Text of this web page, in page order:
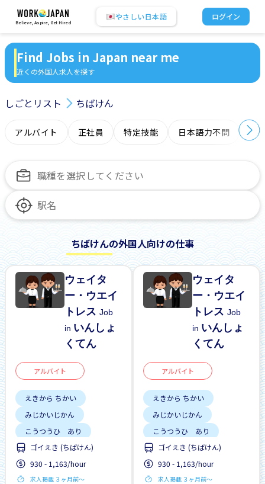
Believe, Aspire, Get Hired
やさしい日本語 ログイン
Find Jobs in Japan near me
近くの外国人求人を探す
しごとリスト ちばけん
アルバイト 正社員 特定技能 日本語力不問 オ
ちばけんの外国人向けの仕事
ウェイタ
ー・ウエイ
トレスJob
in いんしょ
くてん
アルバイト
えきから ちかい
みじかいじかん
こうつうひ あり
しゅう2、3にち
はじめて OK
ゴイえき (ちばけん)
930 - 1,163/hour
求人掲載 ３ヶ月前〜
ウェイタ
ー・ウエイ
トレスJob
in いんしょ
くてん
アルバイト
えきから ちかい
みじかいじかん
こうつうひ あり
しゅう2、3にち
はじめて OK
ゴイえき (ちばけん)
930 - 1,163/hour
求人掲載 ３ヶ月前〜